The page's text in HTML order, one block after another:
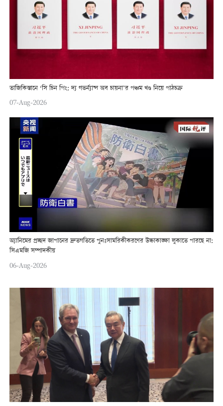
তাজিকিস্তানে ‘সি চিন পিং: দ্য গভর্ন্যান্স অব চায়না’র পঞ্চম খণ্ড নিয়ে পাঠচক্র
07-Aug-2026
অ্যানিমের প্রচ্ছদ জাপানের দ্রুতগতিতে পুনঃসামরিকীকরণের উচ্চাকাঙ্ক্ষা লুকাতে পারছে না:
সিএমজি সম্পাদকীয়
06-Aug-2026